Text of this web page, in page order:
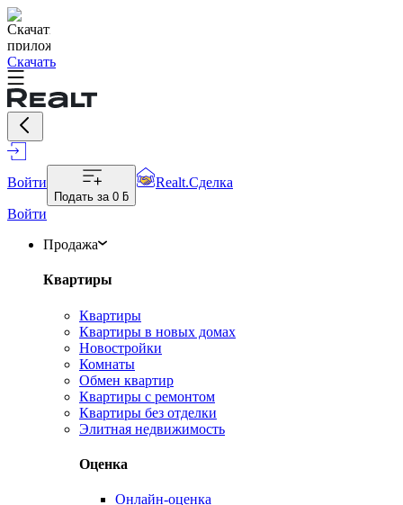
Скачать
Войти
Подать за 0 ƃ
Realt.Сделка
Войти
Продажа
Квартиры
Квартиры
Квартиры в новых домах
Новостройки
Комнаты
Обмен квартир
Квартиры с ремонтом
Квартиры без отделки
Элитная недвижимость
Оценка
Онлайн-оценка